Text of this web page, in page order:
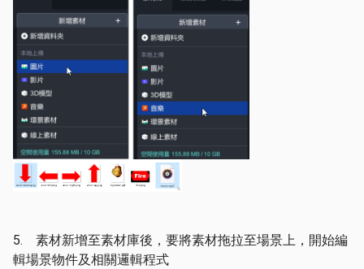
5. 素材新增至素材庫後，要將素材拖拉至場景上，開始編
輯場景物件及相關邏輯程式